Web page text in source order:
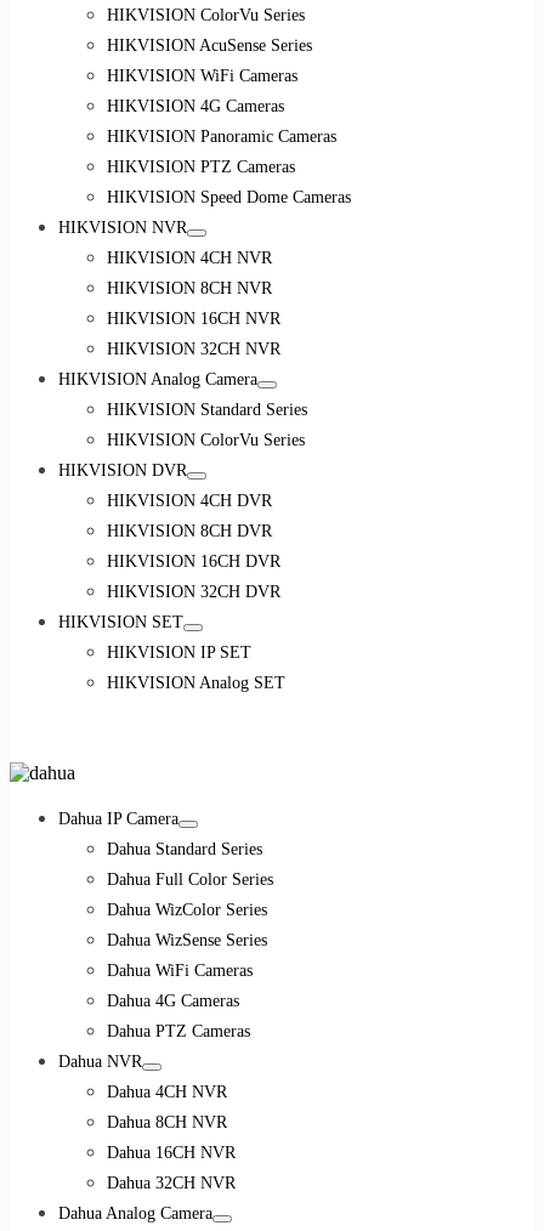
HIKVISION ColorVu Series
HIKVISION AcuSense Series
HIKVISION WiFi Cameras
HIKVISION 4G Cameras
HIKVISION Panoramic Cameras
HIKVISION PTZ Cameras
HIKVISION Speed Dome Cameras
HIKVISION NVR
HIKVISION 4CH NVR
HIKVISION 8CH NVR
HIKVISION 16CH NVR
HIKVISION 32CH NVR
HIKVISION Analog Camera
HIKVISION Standard Series
HIKVISION ColorVu Series
HIKVISION DVR
HIKVISION 4CH DVR
HIKVISION 8CH DVR
HIKVISION 16CH DVR
HIKVISION 32CH DVR
HIKVISION SET
HIKVISION IP SET
HIKVISION Analog SET
Dahua IP Camera
Dahua Standard Series
Dahua Full Color Series
Dahua WizColor Series
Dahua WizSense Series
Dahua WiFi Cameras
Dahua 4G Cameras
Dahua PTZ Cameras
Dahua NVR
Dahua 4CH NVR
Dahua 8CH NVR
Dahua 16CH NVR
Dahua 32CH NVR
Dahua Analog Camera